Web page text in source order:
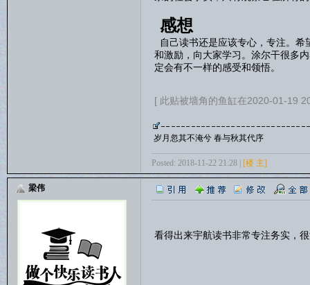
感想
自己读书还是应该专心，专注。希
和激励，向大家学习。涂尔干很多
定会有不一样的感受和领悟。
[ 此贴被墙角的鱼缸在2020-01-19
岁月忽其不淹兮 春与秋其代序
Posted: 2018-11-22 21:28 | [楼 主]
梁伟
看得出来宇航读书非常专注务实，